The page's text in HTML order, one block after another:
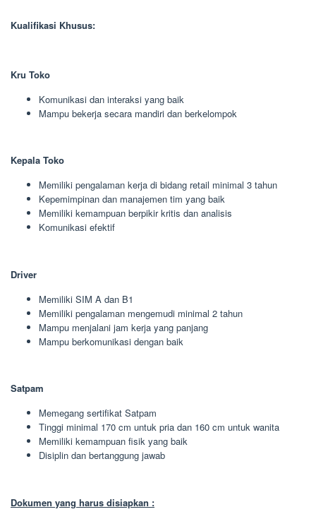
Kualifikasi Khusus:
Kru Toko
Komunikasi dan interaksi yang baik
Mampu bekerja secara mandiri dan berkelompok
Kepala Toko
Memiliki pengalaman kerja di bidang retail minimal 3 tahun
Kepemimpinan dan manajemen tim yang baik
Memiliki kemampuan berpikir kritis dan analisis
Komunikasi efektif
Driver
Memiliki SIM A dan B1
Memiliki pengalaman mengemudi minimal 2 tahun
Mampu menjalani jam kerja yang panjang
Mampu berkomunikasi dengan baik
Satpam
Memegang sertifikat Satpam
Tinggi minimal 170 cm untuk pria dan 160 cm untuk wanita
Memiliki kemampuan fisik yang baik
Disiplin dan bertanggung jawab
Dokumen yang harus disiapkan :